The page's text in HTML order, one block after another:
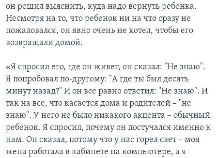
он решил выяснить, куда надо вернуть ребенка.
Несмотря на то, что ребенок ни на что сразу не
пожаловался, он явно очень не хотел, чтобы его
возвращали домой.
«Я спросил его, где он живет, он сказал: "Не знаю".
Я попробовал по-другому: "А где ты был десять
минут назад?" И он все равно ответил: "Не знаю". И
так на все, что касается дома и родителей – "не
знаю". У него не было никакого акцента – обычный
ребенок. Я спросил, почему он постучался именно к
нам. Он сказал, потому что у нас горел свет – моя
жена работала в кабинете на компьютере, а я